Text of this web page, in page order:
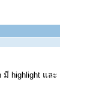
highlight และ